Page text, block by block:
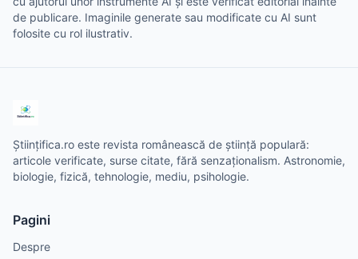
de publicare. Imaginile generate sau modificate cu AI sunt
folosite cu rol ilustrativ.
Științifica.ro este revista românească de știință populară:
articole verificate, surse citate, fără senzaționalism. Astronomie,
biologie, fizică, tehnologie, mediu, psihologie.
Pagini
Despre